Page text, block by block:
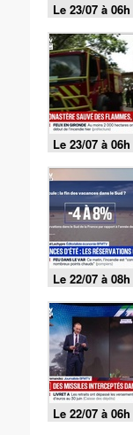
Le 23/07 à 06h
Le 23/07 à 06h
Le 22/07 à 08h
Le 22/07 à 06h